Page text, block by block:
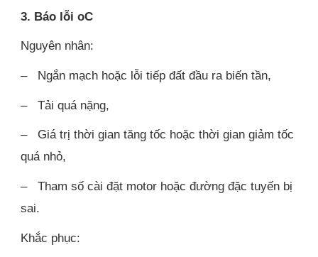
3. Báo lỗi oC
Nguyên nhân:
– Ngắn mạch hoặc lỗi tiếp đất đầu ra biến tần,
– Tải quá nặng,
– Giá trị thời gian tăng tốc hoặc thời gian giảm tốc
quá nhỏ,
– Tham số cài đặt motor hoặc đường đặc tuyến bị
sai.
Khắc phục: